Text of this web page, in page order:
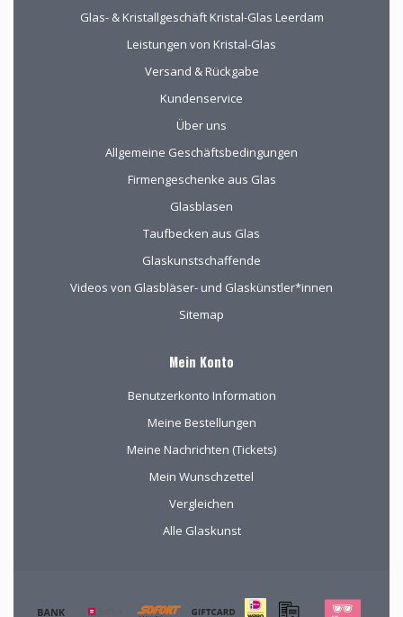
(uitgebreid graveren)
vorm te geven.
Glas- & Kristallgeschäft Kristal-Glas Leerdam
Leistungen von Kristal-Glas
Versand & Rückgabe
Kundenservice
Über uns
Allgemeine Geschäftsbedingungen
Firmengeschenke aus Glas
Glasblasen
Taufbecken aus Glas
Glaskunstschaffende
Videos von Glasbläser- und Glaskünstler*innen
Sitemap
Mein Konto
Benutzerkonto Information
Meine Bestellungen
Meine Nachrichten (Tickets)
Mein Wunschzettel
Vergleichen
Alle Glaskunst